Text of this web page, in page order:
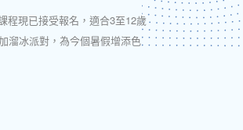
程現已接受報名，適合3至12歲
溜冰派對，為今個暑假增添色